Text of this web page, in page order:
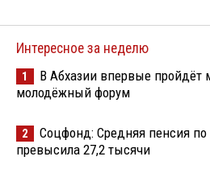
Интересное за неделю
1
В Абхазии впервые пройдёт
молодёжный форум
2
Соцфонд: Средняя пенсия по
превысила 27,2 тысячи